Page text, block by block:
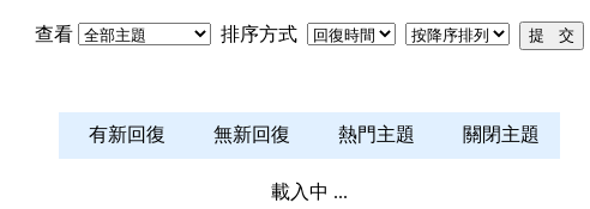
查看 排序方式
有新回復 無新回復 熱門主題 關閉主題
載入中 ...